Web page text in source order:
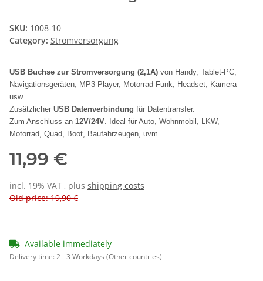
SKU: 1008-10
Category: Stromversorgung
USB Buchse zur Stromversorgung (2,1A) von Handy, Tablet-PC,
Navigationsgeräten, MP3-Player, Motorrad-Funk, Headset, Kamera
usw.
Zusätzlicher USB Datenverbindung für Datentransfer.
Zum Anschluss an 12V/24V . Ideal für Auto, Wohnmobil, LKW,
Motorrad, Quad, Boot, Baufahrzeugen, uvm.
11,99 €
incl. 19% VAT , plus shipping costs
Old price: 19,90 €
Available immediately
Delivery time:2 - 3 Workdays (Other countries)